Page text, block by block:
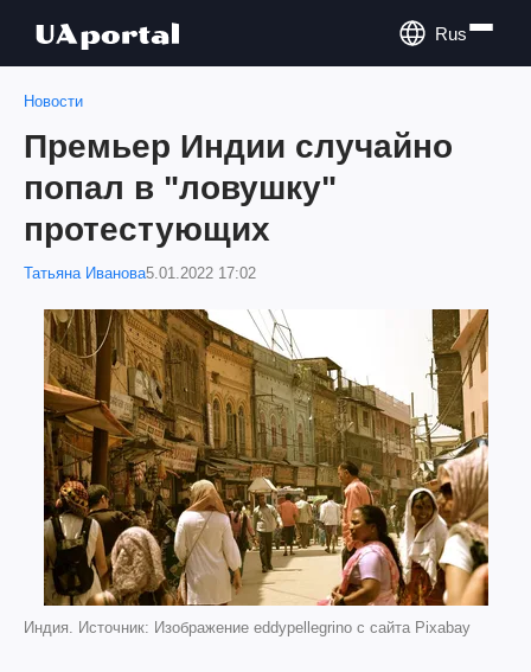
Rus
Новости
Премьер Индии случайно
попал в "ловушку"
протестующих
Татьяна Иванова5.01.2022 17:02
Индия. Источник: Изображение eddypellegrino с сайта Pixabay